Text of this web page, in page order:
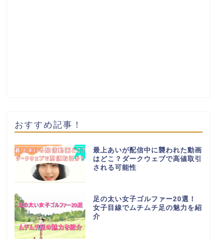
おすすめ記事！
最上あいが配信中に襲われた動画
はどこ？ダークウェブで高値取引
される可能性
足の太い女子ゴルファー20選！
女子目線でムチムチ足の魅力を紹
介